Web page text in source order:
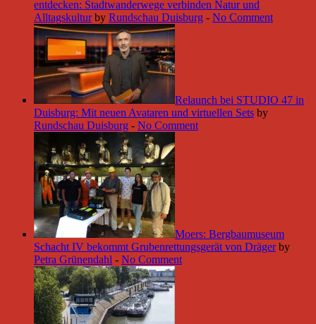
entdecken: Stadtwanderwege verbinden Natur und
Alltagskultur by Rundschau Duisburg - No Comment
Relaunch bei STUDIO 47 in
Duisburg: Mit neuen Avataren und virtuellen Sets by
Rundschau Duisburg - No Comment
Moers: Bergbaumuseum
Schacht IV bekommt Grubenrettungsgerät von Dräger by
Petra Grünendahl - No Comment